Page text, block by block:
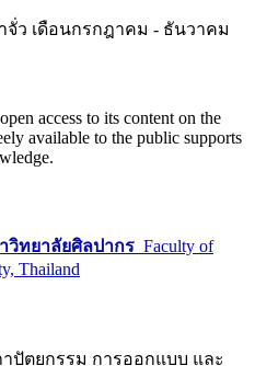
จั่ว เดือนกรกฎาคม - ธันวาคม
access to its content on the
available to the public supports
ทยาลัยศิลปากร Faculty of
Thailand
ตยกรรม การออกแบบ และ